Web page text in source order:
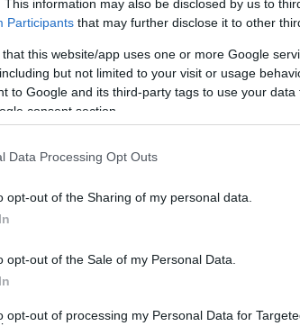
This information may also be disclosed by us to
Participants that may further disclose it to other
that this website/app uses one or more Google
but not limited to your visit or usage
to Google and its third-party tags to use your
consent section.
Data Processing Opt Outs
opt-out of the Sharing of my personal data.
opt-out of the Sale of my Personal Data.
opt-out of processing my Personal Data for
AdsP della Sicilia Occidentale
mentre AdsP del Mar di Sardegna
Porto Torres a 1.031.547e Cagliari
la realtà”.
sono ancora più inequivocabili e
per la nostra strada – aggiunge –
aveva un traffico merci totale pari a
6.189.091 e Termini Imerese a
mentre l’AdsP del Mar di Sardegna
delle due Authority siciliane, con
Torres a 352.789. La somma delle
Torres è dunque superiore a